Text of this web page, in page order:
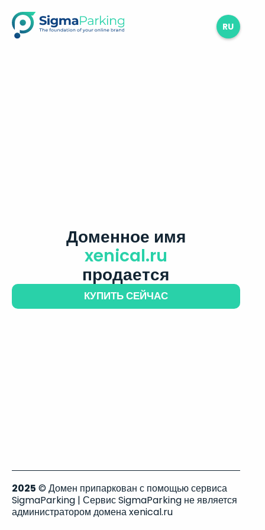
RU
Доменное имя
xenical.ru
продается
КУПИТЬ СЕЙЧАС
2025 © Домен припаркован с помощью сервиса
SigmaParking | Сервис SigmaParking не является
администратором домена xenical.ru